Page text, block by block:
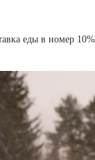
еды в номер 10%